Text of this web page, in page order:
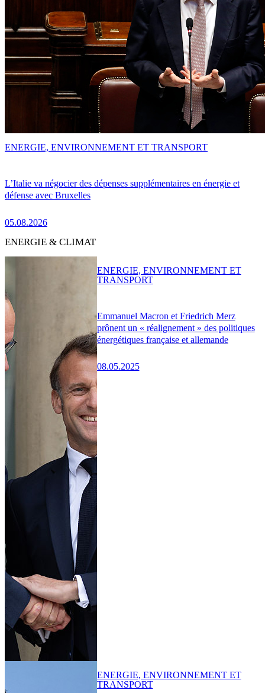
L’Italie va négocier des dépenses supplémentaires en énergie et
défense avec Bruxelles
05.08.2026
ENERGIE, ENVIRONNEMENT ET TRANSPORT
ENERGIE & CLIMAT
Emmanuel Macron et Friedrich Merz
prônent un « réalignement » des politiques
énergétiques française et allemande
08.05.2025
ENERGIE, ENVIRONNEMENT ET
TRANSPORT
ENERGIE, ENVIRONNEMENT ET
TRANSPORT